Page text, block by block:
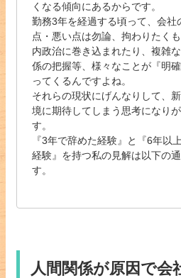
くなる傾向にあるからです。
勤務3年を経過する頃って、会社
点・悪い点は勿論、拘わりたく
内政治に巻き込まれたり、複雑
係の把握等、様々なことが『明
ってくるんですよね。
それらの現状にげんなりして、
境に期待してしまう思考になり
す。
『3年で辞めた経験』と『6年以
経験』を持つ私の見解は以下の
す。
人間関係が原因で会